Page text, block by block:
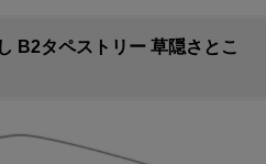
B2タペストリー 草隠さとこ